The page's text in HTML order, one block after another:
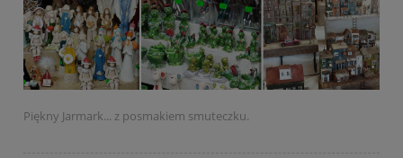
Piękny Jarmark... z posmakiem smuteczku.